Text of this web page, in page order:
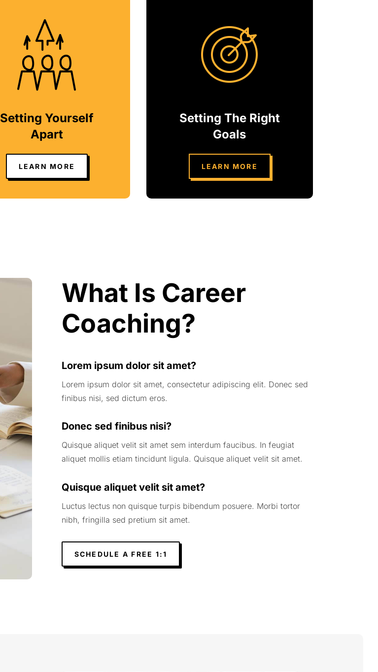
Setting Yourself
Apart
LEARN MORE
Setting The Right
Goals
LEARN MORE
What Is Career
Coaching?
Lorem ipsum dolor sit amet?
Lorem ipsum dolor sit amet, consectetur adipiscing elit. Donec sed
finibus nisi, sed dictum eros.
Donec sed finibus nisi?
Quisque aliquet velit sit amet sem interdum faucibus. In feugiat
aliquet mollis etiam tincidunt ligula. Quisque aliquet velit sit amet.
Quisque aliquet velit sit amet?
Luctus lectus non quisque turpis bibendum posuere. Morbi tortor
nibh, fringilla sed pretium sit amet.
SCHEDULE A FREE 1:1